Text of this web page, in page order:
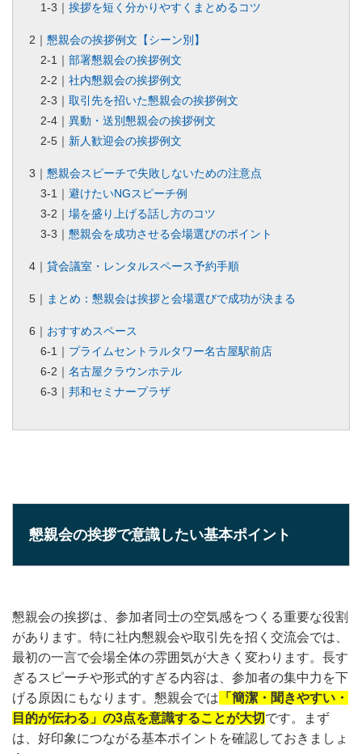
1-3｜ 挨拶を短く分かりやすくまとめるコツ
2｜ 懇親会の挨拶例文【シーン別】
2-1｜ 部署懇親会の挨拶例文
2-2｜ 社内懇親会の挨拶例文
2-3｜ 取引先を招いた懇親会の挨拶例文
2-4｜ 異動・送別懇親会の挨拶例文
2-5｜ 新人歓迎会の挨拶例文
3｜ 懇親会スピーチで失敗しないための注意点
3-1｜ 避けたいNGスピーチ例
3-2｜ 場を盛り上げる話し方のコツ
3-3｜ 懇親会を成功させる会場選びのポイント
4｜ 貸会議室・レンタルスペース予約手順
5｜ まとめ：懇親会は挨拶と会場選びで成功が決まる
6｜ おすすめスペース
6-1｜ プライムセントラルタワー名古屋駅前店
6-2｜ 名古屋クラウンホテル
6-3｜ 邦和セミナープラザ
懇親会の挨拶で意識したい基本ポイント
懇親会の挨拶は、参加者同士の空気感をつくる重要な役割
があります。特に社内懇親会や取引先を招く交流会では、
最初の一言で会場全体の雰囲気が大きく変わります。長す
ぎるスピーチや形式的すぎる内容は、参加者の集中力を下
げる原因にもなります。懇親会では 「簡潔・聞きやすい・
目的が伝わる」の3点を意識することが大切 です。まず
は、好印象につながる基本ポイントを確認しておきましょ